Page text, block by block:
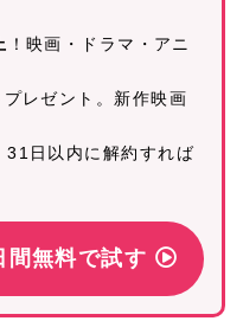
！映画・ドラマ・アニ
プレゼント。新作映画
31日以内に解約すれば
無料で試す